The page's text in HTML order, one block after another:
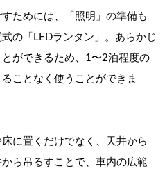
ためには、「照明」の準備も
の「LEDランタン」。あらかじ
ができるため、1〜2泊程度の
ことなく使うことができま
に置くだけでなく、天井から
ら吊るすことで、車内の広範